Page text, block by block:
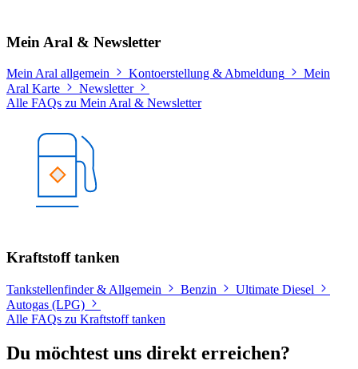
Mein Aral & Newsletter
Mein Aral allgemein Kontoerstellung & Abmeldung
Mein
Aral Karte
Newsletter
Alle FAQs zu Mein Aral & Newsletter
Kraftstoff tanken
Tankstellenfinder & Allgemein Benzin
Ultimate Diesel
Autogas (LPG)
Alle FAQs zu Kraftstoff tanken
Du möchtest uns direkt erreichen?